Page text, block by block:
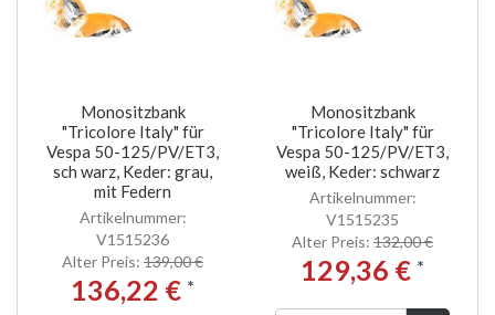
Monositzbank
"Tricolore Italy" für
Vespa 50-125/PV/ET3,
sch warz, Keder: grau,
mit Federn
Artikelnummer:
V1515236
Alter Preis: 139,00 €
136,22 € *
Monositzbank
"Tricolore Italy" für
Vespa 50-125/PV/ET3,
weiß, Keder: schwarz
Artikelnummer:
V1515235
Alter Preis: 132,00 €
129,36 € *